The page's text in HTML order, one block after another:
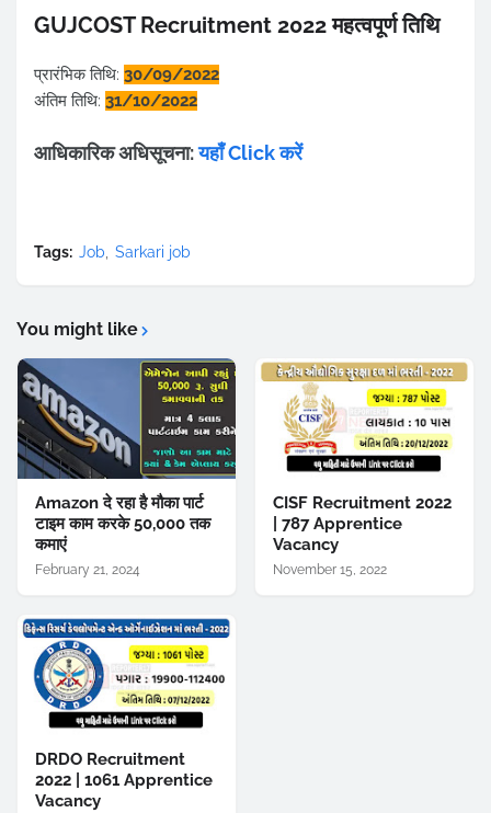
GUJCOST Recruitment 2022 महत्वपूर्ण तिथि
प्रारंभिक तिथि: 30/09/2022
अंतिम तिथि: 31/10/2022
आधिकारिक अधिसूचना:यहाँ Click करें
Tags: Job Sarkari job
You might like
Amazon दे रहा है मौका पार्ट
टाइम काम करके 50,000 तक
कमाएं
February 21, 2024
CISF Recruitment 2022
| 787 Apprentice
Vacancy
November 15, 2022
DRDO Recruitment
2022 | 1061 Apprentice
Vacancy